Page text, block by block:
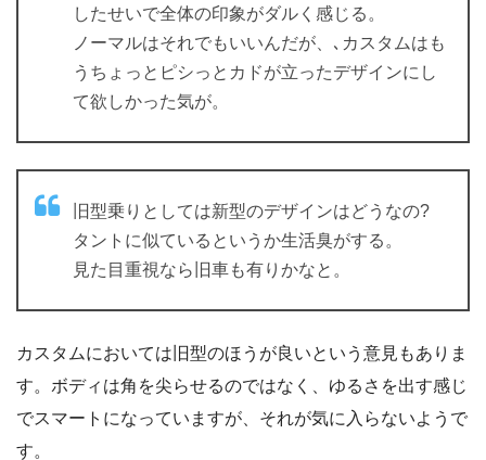
したせいで全体の印象がダルく感じる。
ノーマルはそれでもいいんだが、､カスタムはも
うちょっとピシっとカドが立ったデザインにし
て欲しかった気が。
旧型乗りとしては新型のデザインはどうなの?
タントに似ているというか生活臭がする。
見た目重視なら旧車も有りかなと。
カスタムにおいては旧型のほうが良いという意見もありま
す。ボディは角を尖らせるのではなく、ゆるさを出す感じ
でスマートになっていますが、それが気に入らないようで
す。